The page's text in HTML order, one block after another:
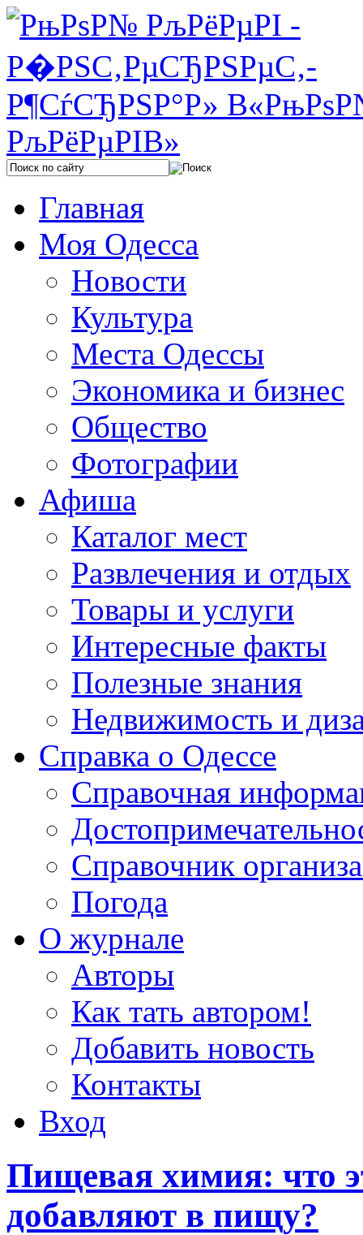
Главная
Моя Одесса
Новости
Культура
Места Одессы
Экономика и бизнес
Общество
Фотографии
Афиша
Каталог мест
Развлечения и отдых
Товары и услуги
Интересные факты
Полезные знания
Недвижимость и
Справка о Одессе
Справочная
Справочник
Погода
О журнале
Авторы
Как тать автором!
Добавить новость
Контакты
Вход
Пищевая химия: что
добавляют в пищу?